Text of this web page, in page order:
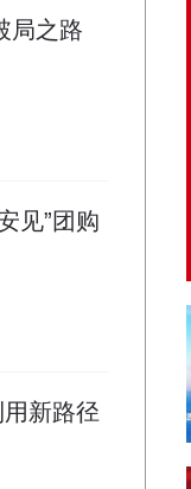
局之路
见”团购
新路径